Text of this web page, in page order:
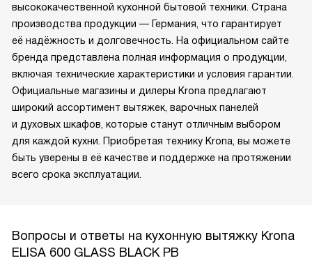
высококачественной кухонной бытовой техники. Страна
производства продукции — Германия, что гарантирует
её надёжность и долговечность. На официальном сайте
бренда представлена полная информация о продукции,
включая технические характеристики и условия гарантии.
Официальные магазины и дилеры Krona предлагают
широкий ассортимент вытяжек, варочных панелей
и духовых шкафов, которые станут отличным выбором
для каждой кухни. Приобретая технику Krona, вы можете
быть уверены в её качестве и поддержке на протяжении
всего срока эксплуатации.
Вопросы и ответы на кухонную вытяжку Krona
ELISA 600 GLASS BLACK PB